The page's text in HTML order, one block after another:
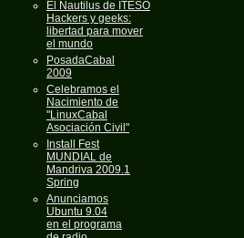
El Nautilus de ITESO
Hackers y geeks:
libertad para mover
el mundo
PosadaCabal
2009
Celebramos el
Nacimiento de
"LinuxCabal
Asociación Civil"
Install Fest
MUNDIAL de
Mandriva 2009.1
Spring
Anunciamos
Ubuntu 9.04
en el programa